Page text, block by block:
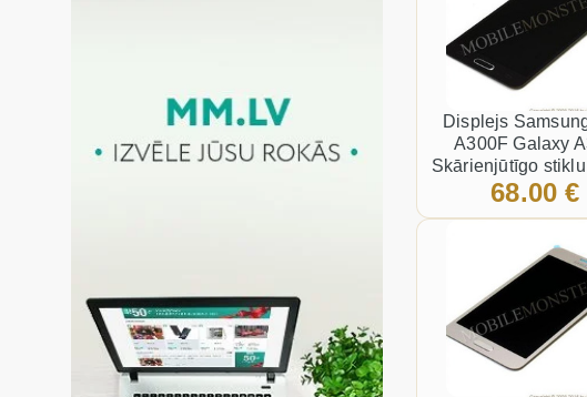
Displejs
A300F Galaxy
Skārienjūtīgo
68.00 €